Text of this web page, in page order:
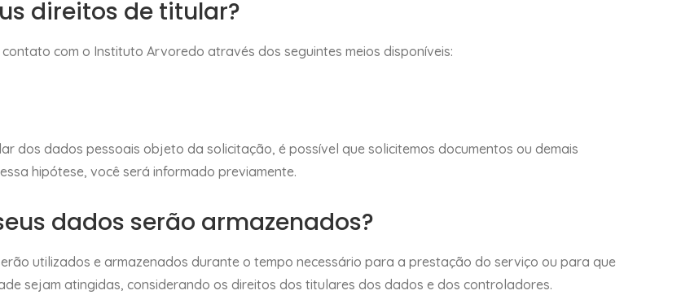
direitos de titular?
com o Instituto Arvoredo através dos seguintes meios disponíveis:
dos dados pessoais objeto da solicitação, é possível que solicitemos documentos ou demais
hipótese, você será informado previamente.
dados serão armazenados?
utilizados e armazenados durante o tempo necessário para a prestação do serviço ou para que
sejam atingidas, considerando os direitos dos titulares dos dados e dos controladores.